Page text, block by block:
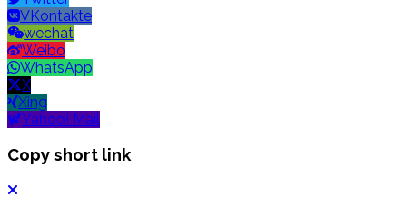
VKontakte
wechat
Weibo
WhatsApp
X
Xing
Yahoo! Mail
Copy short link